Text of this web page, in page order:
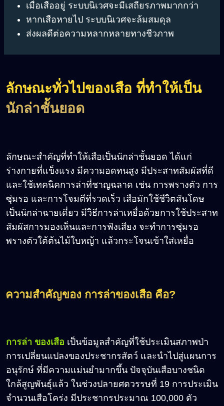
เมื่อเสืออยู่ ระบบนิเวศจะมีเสถียรภาพมากกว่า
หากเสือหายไป ระบบนิเวศจะล้มสมดุล
ส่งผลดีต่อความหลากหลายทางชีวภาพ
ลักษณะทั่วไปของเสือ ที่ทำให้เป็น
นักล่าชั้นยอด
ลักษณะสำคัญที่ทำให้เสือเป็นนักล่าชั้นยอด ได้แก่
ร่างกายที่แข็งแรง มีความอดทนสูง มีประสาทสัมผัสที่ดี
และใช้เทคนิคการล่าที่ชาญฉลาด เช่น การพรางตัว การ
ซุ่มรอ และการโจมตีที่รวดเร็ว เสือมักใช้ชีวิตสันโดษ
เป็นนักล่าฉายเดี่ยว มีวิธีการล่าเหยื่อด้วยการใช้ประสาท
สัมผัสการมองเห็นและการฟังเสียง จะทำการซุ่มรอ
พรางตัวใต้ต้นไม้ใบหญ้า แล้วกระโจนเข้าใส่เหยื่อ
ความสำคัญของ การล่าของเสือ คือ?
การล่า ของเสือ เป็นข้อมูลสำคัญที่ใช้ประเมินสภาพป่า
การเปลี่ยนแปลงของประชากรสัตว์ และนำไปสู่แผนการ
อนุรักษ์ ที่มีความแม่นยำมากขึ้น ปัจจุบันเสือบางชนิด
ใกล้สูญพันธุ์แล้ว ในช่วงปลายศตวรรษที่ 19 การประเมิน
จำนวนเสือโคร่ง มีประชากรประมาณ 100,000 ตัว